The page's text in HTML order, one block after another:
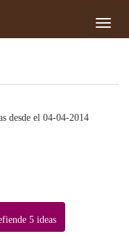
menu
desde el 04-04-2014
5 ideas